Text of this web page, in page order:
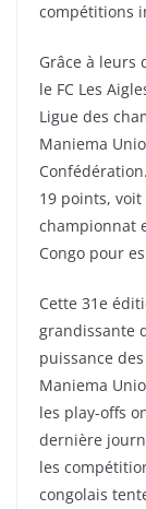
compétitions
Grâce à leurs
le FC Les
Ligue des
Maniema
19 points, voit
championnat
Congo pour
Cette 31e
grandissante
puissance
Maniema
les play-offs
dernière
les
congolais